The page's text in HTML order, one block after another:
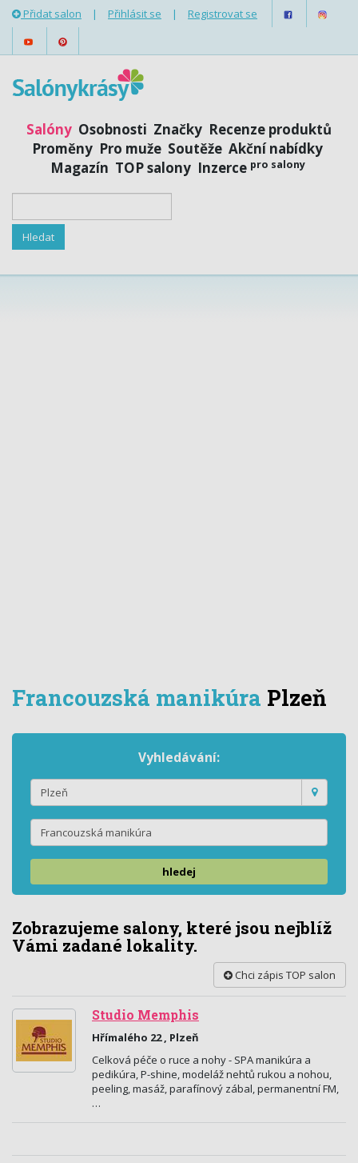
Přidat salon | Přihlásit se | Registrovat se
Salóny Osobnosti Značky Recenze produktů
Proměny Pro muže Soutěže Akční nabídky
Magazín TOP salony Inzerce pro salony
Francouzská manikúra Plzeň
Vyhledávání:
hledej
Zobrazujeme salony, které jsou nejblíž
Vámi zadané lokality.
Chci zápis TOP salon
Studio Memphis
Hřímalého 22 , Plzeň
Celková péče o ruce a nohy - SPA manikúra a
pedikúra, P-shine, modeláž nehtů rukou a nohou,
peeling, masáž, parafínový zábal, permanentní FM,
…